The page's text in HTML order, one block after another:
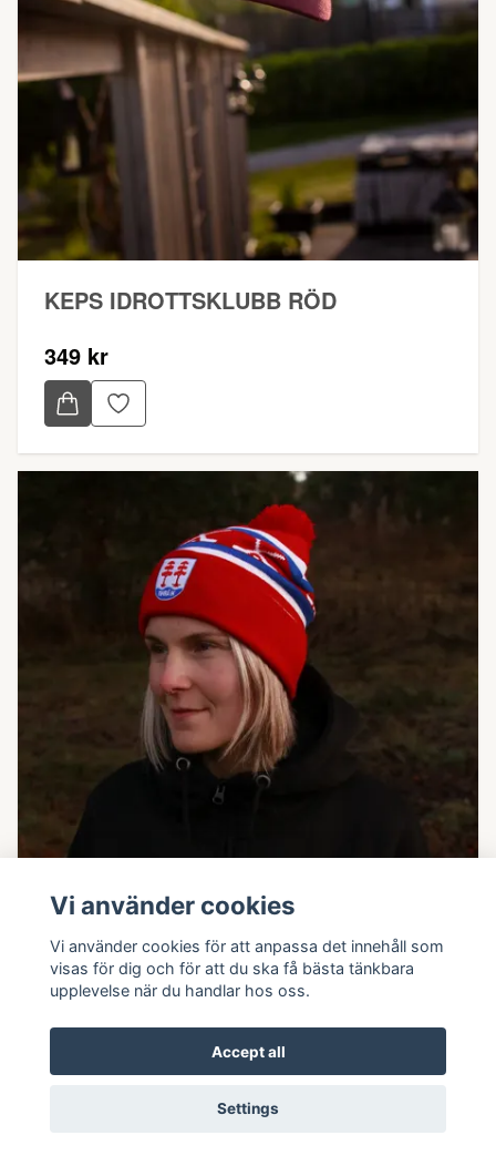
KEPS IDROTTSKLUBB RÖD
349 kr
Vi använder cookies
Vi använder cookies för att anpassa det innehåll som
visas för dig och för att du ska få bästa tänkbara
upplevelse när du handlar hos oss.
Accept all
Settings